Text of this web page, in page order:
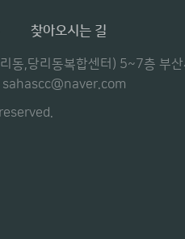
찾아오시는 길
,당리동복합센터) 5~7층 부산
sahascc@naver.com